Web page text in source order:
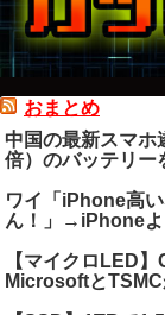
おまとめ
中国の最新スマ
倍）のバッテリー
ワイ「iPhone高
ん！」→iPhone
【マイクロLED
Microsoftと